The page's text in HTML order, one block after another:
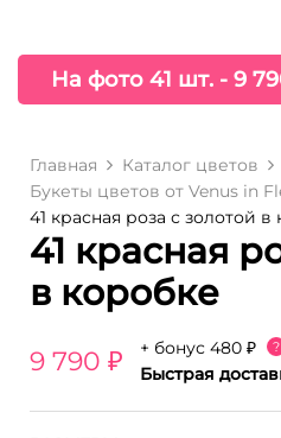
На фото 41 шт. - 9
Главная
Каталог цветов
Букеты цветов от Venus in
41 красная роза с золотой в
41 красная
в коробке
9 790 ₽ + бонус 480 ₽ ?
Быстрая